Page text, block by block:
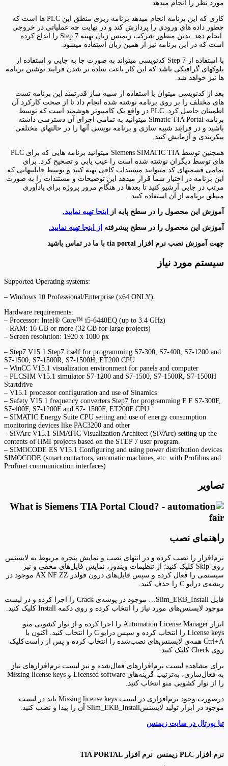
مورد نظر را انجام میدهد.
کاری که این برنامه انجام میدهد برنامه ریزی منطق این PLC ها است که
چطور داده های ورودی را پردازش کند و در نهایت چه عملیاتی در خروجی
انجام دهد. بدین منظور شرکت زیمنس زبان بهینه Step 7 را ابداع کرده
است که در این برنامه نیز از همین زبان استفاده میشود.
با استفاده از Step 7 کدنویسی میتواند به صورت جا به جایی و استفاده از
بلوکهای گرافیکی باشد که این کار باعث ساده تر شدن فرایند نوشتن برنامه
ها نیز خواهد شد.
بعد از کدنویسی میتوان با استفاده از شبیه ساز قدرتمند این برنامه تست
های مختلف را بر روی برنامه نوشته شده انجام داد تا از صحت کارکرد آن
اطمینان حاصل کرد. PLC در واقع یک کامپیوتر هوشمند است که توسط
برنامه Simatic TIA Portal میتوانید به تمامی اجزای آن دسترسی داشته
باشید و در فرایند شبیه سازی و برنامه نویسی آنها را در حالتهای مختلفی
پیکربندی و آزمایش کنید.
همچنین توسط Siemens SIMATIC TIA میتوانید برنامه هایی که برای PLC
های توسط دیگران نوشته شده است را عیب یابی و تصحیح کرد. برای
تمامی قسمتهای کد میتوانید مستندات کافی تهیه کنید و توسط قابلیتهایی که
این برنامه در اختیار شما قرار میدهد این توضیحات و مستندات را به صورت
مرتب در جایی آرشیو کنید تا بعدها در هنگام مرور پروژه برای یادآوری
منطق برنامه از آن استفاده کنید.
آموزش این محصول را در سطح پایه از اینجا تهیه نمایید.
آموزش این محصول را در سطح پیشرفته از اینجا تهیه نمایید.
جهت آموزش نصب نرم افزار tia portal با ما در تماس باشید
سیستم مورد نیاز
Supported Operating systems:
– Windows 10 Professional/Enterprise (x64 ONLY)
Hardware requirements:
– Processor: Intel® Core™ i5-6440EQ (up to 3.4 GHz)
– RAM: 16 GB or more (32 GB for large projects)
– Screen resolution: 1920 x 1080 px
– Step7 V15.1 Step7 itself for programming S7-300, S7-400, S7-1200 and
S7-1500, S7-1500R, S7-1500H, ET200 CPU
– WinCC V15.1 visualization environment for panels and computer
– PLCSIM V15.1 simulator S7-1200 and S7-1500, S7-1500R, S7-1500H
Startdrive
– V15.1 processor configuration and use of Sinamics
– Safety V15.1 frequency converters Step7 for programming F F S7-300F,
S7-400F, S7-1200F and S7- 1500F, ET200F CPU
– SIMATIC Energy Suite CPU setting and use of energy consumption
monitoring devices like PAC3200 and other
– SiVArc V15.1 SIMATIC Visualization Architect (SiVArc) setting up the
contents of HMI projects based on the STEP 7 user program.
– SIMOCODE ES V15.1 Configuring and using power distribution devices
SIMOCODE (smart contactors, automatic machines, etc. with Profibus and
Profinet communication interfaces)
تصاویر
راهنمای نصب
نرم‌افزار را نصب کرده و در انتهای نصب و نمایش پنجره مربوط به لایسنس
روی Skip کلیک کنید؛ از تنظیمات ویندوز، نمایش فایل‌های مخفی و نیز
سیستمی را فعال کرده و سپس فایل‌های درون فولدر AX NF ZZ موجود در
ریشه‌ی درایو C را حذف کنید.
فایل Slim_EKB_Install… موجود در پوشه‌ی Crack را اجرا کرده و در لیست
موجود لایسنس‌های مورد نیاز را انتخاب کرده و روی دکمه Install کلیک کنید.
ابزار Automation License Manager را اجرا کرده و از نوار کشویی منو
License keys را انتخاب کرده و سپس درایو C را انتخاب کنید. اکنون با
Ctrl+A همه‌ی لایسنس‌های نصب‌شده را انتخاب کرده و پس از راست‌کلیک
روی Check کلیک کنید.
برای مشاهده لیست نرم‌افزارهای فعال‌شده و نیز لیست نرم‌افزارهای نیاز
به فعال‌سازی، به‌ترتیب گزینه‌های Licensed software و Missing license keys
را از نوار کشویی منو انتخاب کنید.
درصورت وجود نرم‌افزاری در لیست Missing license keys باید در لیست
موجود در ابزار تولید لایسنسSlim_EKB_Install آن را پیدا و نصب کنید.
تیا پورتال در سایت زیمنس
نرم افزار PLC زیمنس نرم افزار TIA PORTAL